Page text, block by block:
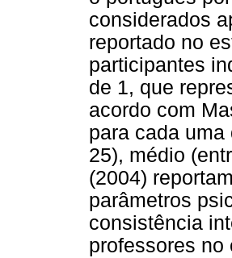
considerados
reportado no
participantes
de 1, que
acordo com
para cada
25), médio
(2004)
parâmetros
consistência
professores no